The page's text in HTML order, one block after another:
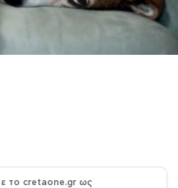
το cretaone.gr ως